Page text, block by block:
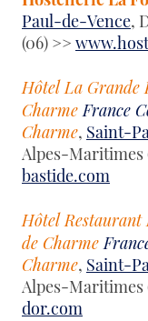
Paul-de-Vence,
(06) >>
Hôtel La Grande
CharmeFrance
Charme, Saint-
Alpes-Maritimes
bastide.com
Hôtel Restaurant
de Charme
Charme, Saint-
Alpes-Maritimes
dor.com